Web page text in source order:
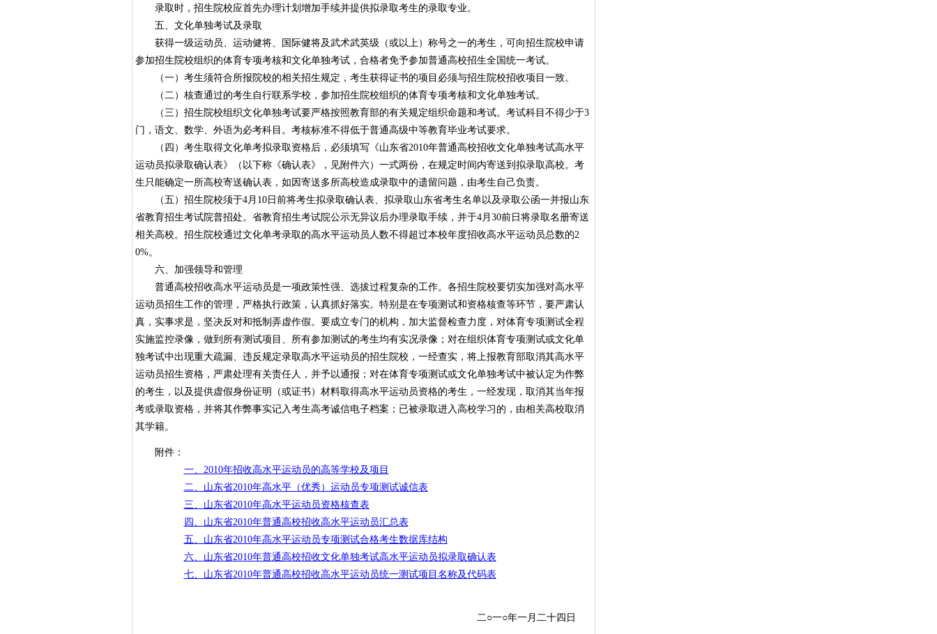
录取时，招生院校应首先办理计划增加手续并提供拟录取考生的录取专业。
五、文化单独考试及录取
获得一级运动员、运动健将、国际健将及武术武英级（或以上）称号之一的考生，可向招生院校申请
参加招生院校组织的体育专项考核和文化单独考试，合格者免予参加普通高校招生全国统一考试。
（一）考生须符合所报院校的相关招生规定，考生获得证书的项目必须与招生院校招收项目一致。
（二）核查通过的考生自行联系学校，参加招生院校组织的体育专项考核和文化单独考试。
（三）招生院校组织文化单独考试要严格按照教育部的有关规定组织命题和考试。考试科目不得少于3
门，语文、数学、外语为必考科目。考核标准不得低于普通高级中等教育毕业考试要求。
（四）考生取得文化单考拟录取资格后，必须填写《山东省2010年普通高校招收文化单独考试高水平
运动员拟录取确认表》（以下称《确认表》，见附件六）一式两份，在规定时间内寄送到拟录取高校。考
生只能确定一所高校寄送确认表，如因寄送多所高校造成录取中的遗留问题，由考生自己负责。
（五）招生院校须于4月10日前将考生拟录取确认表、拟录取山东省考生名单以及录取公函一并报山东
省教育招生考试院普招处。省教育招生考试院公示无异议后办理录取手续，并于4月30前日将录取名册寄送
相关高校。招生院校通过文化单考录取的高水平运动员人数不得超过本校年度招收高水平运动员总数的2
0%。
六、加强领导和管理
普通高校招收高水平运动员是一项政策性强、选拔过程复杂的工作。各招生院校要切实加强对高水平
运动员招生工作的管理，严格执行政策，认真抓好落实。特别是在专项测试和资格核查等环节，要严肃认
真，实事求是，坚决反对和抵制弄虚作假。要成立专门的机构，加大监督检查力度，对体育专项测试全程
实施监控录像，做到所有测试项目、所有参加测试的考生均有实况录像；对在组织体育专项测试或文化单
独考试中出现重大疏漏、违反规定录取高水平运动员的招生院校，一经查实，将上报教育部取消其高水平
运动员招生资格，严肃处理有关责任人，并予以通报；对在体育专项测试或文化单独考试中被认定为作弊
的考生，以及提供虚假身份证明（或证书）材料取得高水平运动员资格的考生，一经发现，取消其当年报
考或录取资格，并将其作弊事实记入考生高考诚信电子档案；已被录取进入高校学习的，由相关高校取消
其学籍。
附件：
一、2010年招收高水平运动员的高等学校及项目
二、山东省2010年高水平（优秀）运动员专项测试诚信表
三、山东省2010年高水平运动员资格核查表
四、山东省2010年普通高校招收高水平运动员汇总表
五、山东省2010年高水平运动员专项测试合格考生数据库结构
六、山东省2010年普通高校招收文化单独考试高水平运动员拟录取确认表
七、山东省2010年普通高校招收高水平运动员统一测试项目名称及代码表
二○一○年一月二十四日